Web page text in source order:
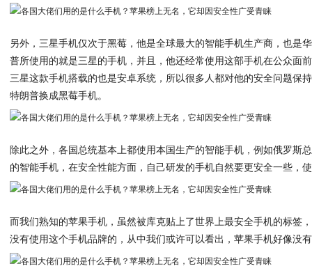
另外，三星手机仅次于黑莓，他是全球最大的智能手机生产商，也是
普所使用的就是三星的手机，并且，他还经常使用这部手机在公众面
三星这款手机搭载的也是安卓系统，所以很多人都对他的安全问题保
特朗普换成黑莓手机。
除此之外，各国总统基本上都使用本国生产的智能手机，例如俄罗斯
的智能手机，在安全性能方面，自己研发的手机自然要更安全一些，
而我们熟知的苹果手机，虽然被库克贴上了世界上最安全手机的标签
没有使用这个手机品牌的，从中我们或许可以看出，苹果手机好像没